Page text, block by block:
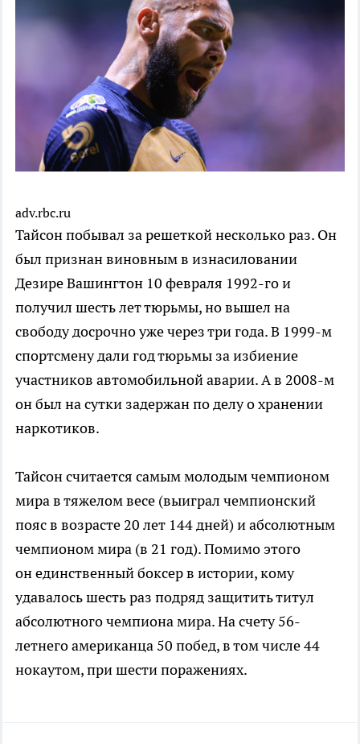
adv.rbc.ru
Тайсон побывал за решеткой несколько раз. Он
был признан виновным в изнасиловании
Дезире Вашингтон 10 февраля 1992-го и
получил шесть лет тюрьмы, но вышел на
свободу досрочно уже через три года. В 1999-м
спортсмену дали год тюрьмы за избиение
участников автомобильной аварии. А в 2008-м
он был на сутки задержан по делу о хранении
наркотиков.
Тайсон считается самым молодым чемпионом
мира в тяжелом весе (выиграл чемпионский
пояс в возрасте 20 лет 144 дней) и абсолютным
чемпионом мира (в 21 год). Помимо этого
он единственный боксер в истории, кому
удавалось шесть раз подряд защитить титул
абсолютного чемпиона мира. На счету 56-
летнего американца 50 побед, в том числе 44
нокаутом, при шести поражениях.